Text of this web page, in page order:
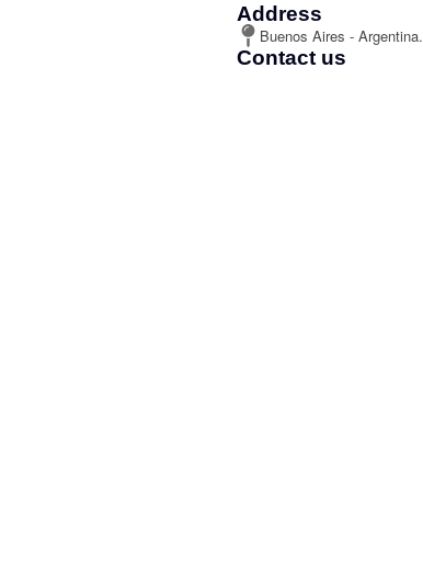
Address
Buenos Aires - Argentina.
Contact us